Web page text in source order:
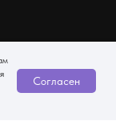
Согласен